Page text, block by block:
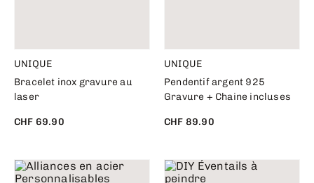
UNIQUE
Bracelet inox gravure au
laser
CHF 69.90
UNIQUE
Pendentif argent 925
Gravure + Chaine incluses
CHF 89.90